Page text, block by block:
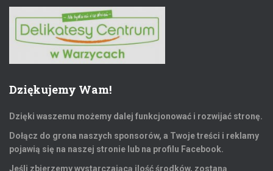
Dziękujemy Wam!
Dzięki waszemu możemy dalej funkcjonować i rozwijać stronę.
Dołącz do grona naszych sponsorów, a Twoje treści i reklamy
pojawią się na naszej stronie lub na profilu Facebook.
Jeśli zbierzemy wystarczającą ilość środków, zostaną